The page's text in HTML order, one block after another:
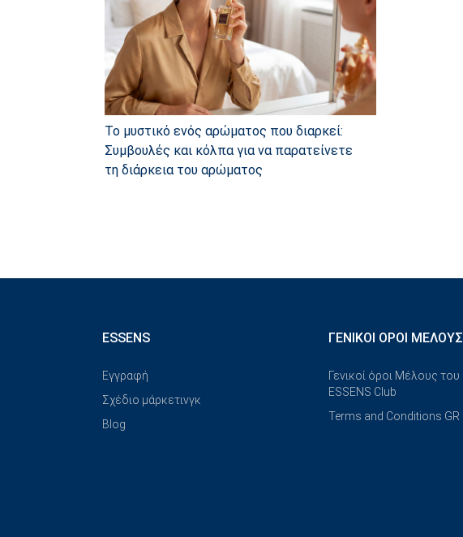
Το μυστικό ενός αρώματος που διαρκεί:
Συμβουλές και κόλπα για να παρατείνετε
τη διάρκεια του αρώματος
ESSENS
Εγγραφή
Σχέδιο μάρκετινγκ
Blog
ΓΕΝΙΚΟΊ ΌΡΟΙ ΜΈΛΟΥΣ
Γενικοί όροι Μέλους του
ESSENS Club
Terms and Conditions GR